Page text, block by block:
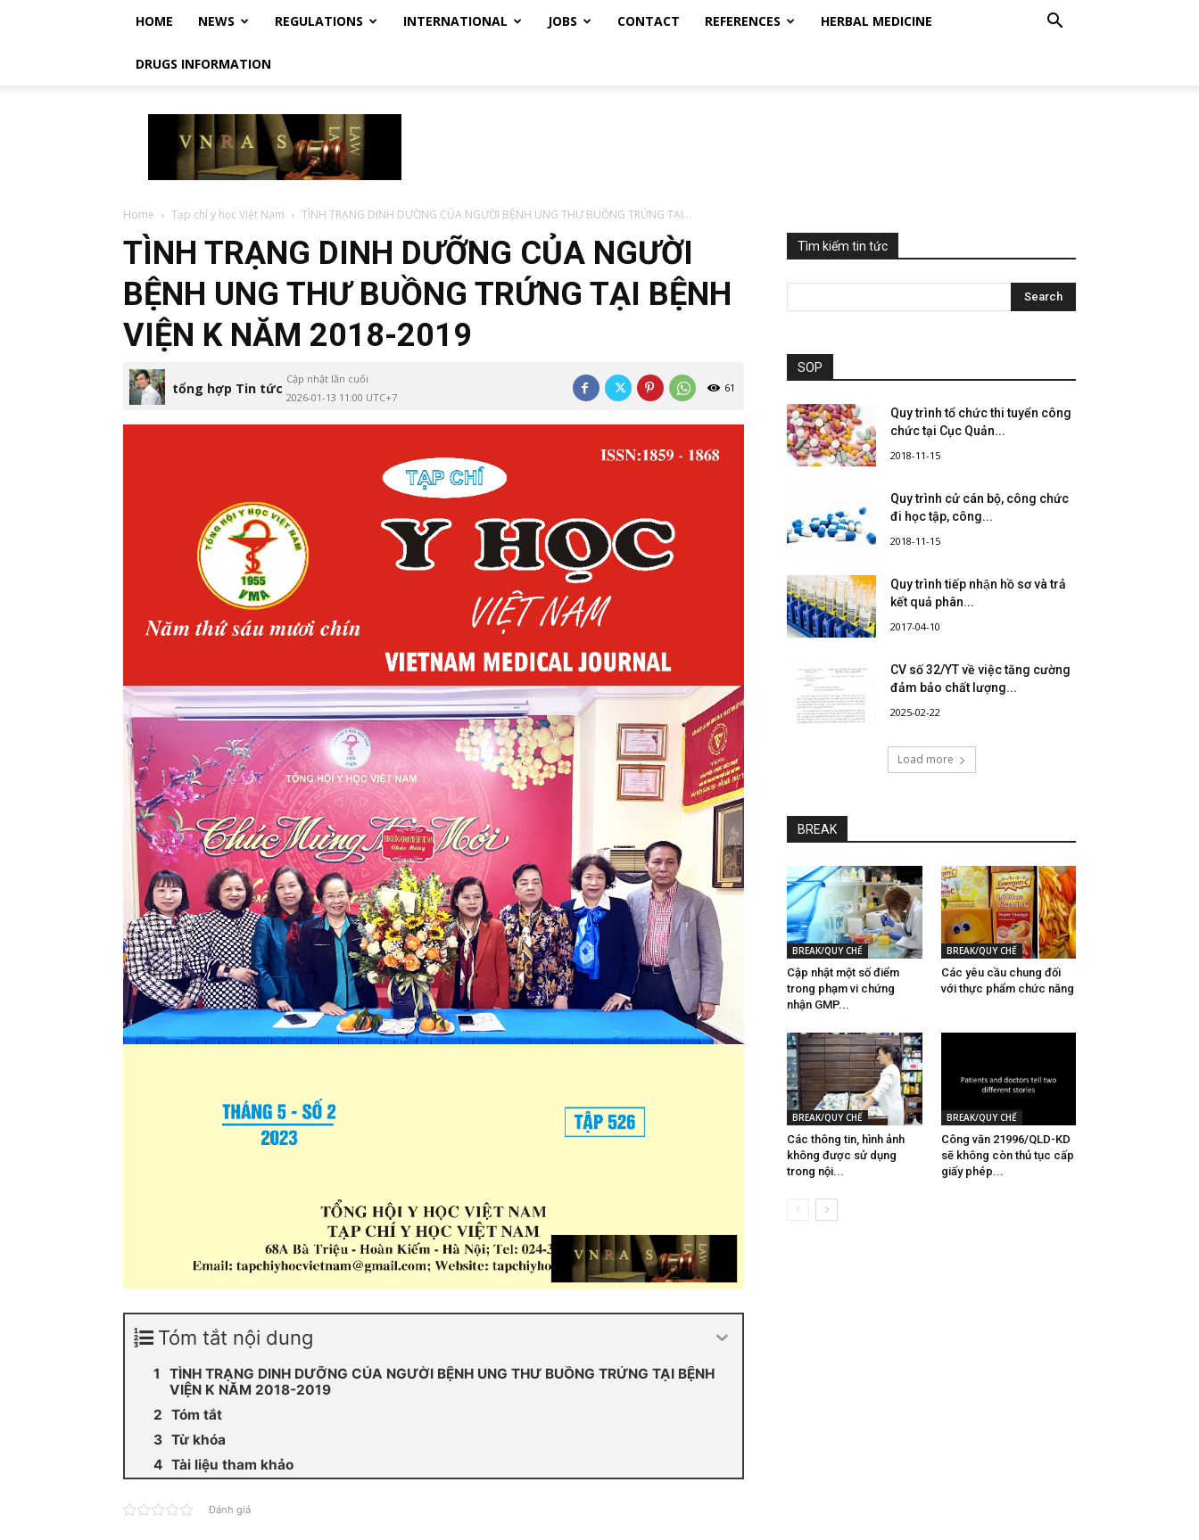
HOME NEWS REGULATIONS INTERNATIONAL JOBS CONTACT REFERENCES HERBAL MEDICINE
DRUGS INFORMATION
Vietnam
Regulatory
Affairs
Society
Luật
Việt
Nam
Home Tạp chí y học Việt Nam TÌNH TRẠNG DINH DƯỠNG CỦA NGƯỜI BỆNH UNG THƯ BUỒNG TRỨNG TẠI...
TÌNH TRẠNG DINH DƯỠNG CỦA NGƯỜI
BỆNH UNG THƯ BUỒNG TRỨNG TẠI BỆNH
VIỆN K NĂM 2018-2019
tổng hợp Tin tức
Cập nhật lần cuối
2026-01-13 11:00 UTC+7
61
Tóm tắt nội dung
TÌNH TRẠNG DINH DƯỠNG CỦA NGƯỜI BỆNH UNG THƯ BUỒNG TRỨNG TẠI BỆNH
VIỆN K NĂM 2018-2019
Tóm tắt
Từ khóa
Tài liệu tham khảo
Đánh giá
Tìm kiếm tin tức
SOP
Quy trình tổ chức thi tuyển công
chức tại Cục Quản...
2018-11-15
Quy trình cử cán bộ, công chức
đi học tập, công...
2018-11-15
Quy trình tiếp nhận hồ sơ và trả
kết quả phân...
2017-04-10
CV số 32/YT về việc tăng cường
đảm bảo chất lượng...
2025-02-22
Load more
BREAK
BREAK/QUY CHẾ
Cập nhật một số điểm
trong phạm vi chứng
nhận GMP...
BREAK/QUY CHẾ
Các yêu cầu chung đối
với thực phẩm chức năng
BREAK/QUY CHẾ
Các thông tin, hình ảnh
không được sử dụng
trong nội...
BREAK/QUY CHẾ
Công văn 21996/QLD-KD
sẽ không còn thủ tục cấp
giấy phép...